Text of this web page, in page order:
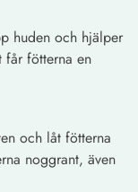
huden och hjälper
får fötterna en
och låt fötterna
noggrant, även